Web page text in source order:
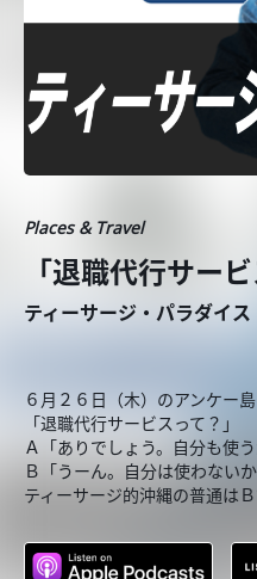
Places & Travel
「退職代行サー
ティーサージ・パラダイス
６月２６日（木）のアンケー島
「退職代行サービスって？」
Ａ「ありでしょう。自分も使
Ｂ「うーん。自分は使わない
ティーサージ的沖縄の普通はＢ